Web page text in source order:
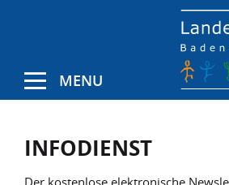
MENU
INFODIENST